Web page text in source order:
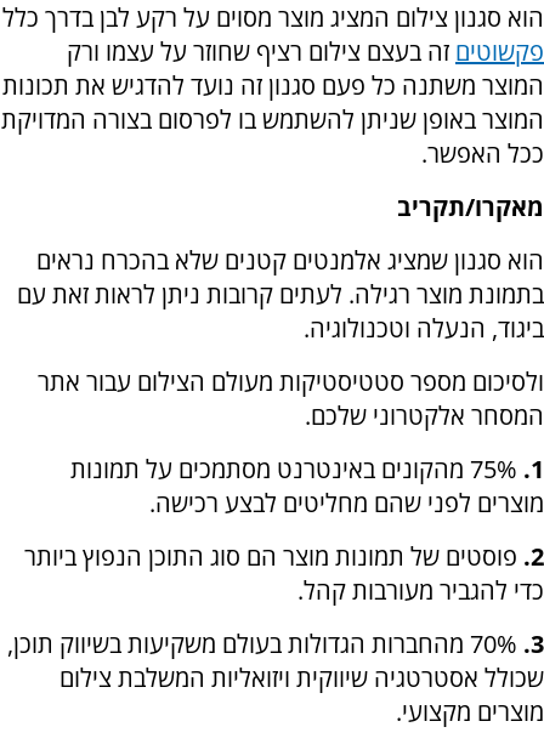
הוא סגנון צילום המציג מוצר מסוים על רקע לבן בדרך כלל
פקשוטים זה בעצם צילום רציף שחוזר על עצמו ורק
המוצר משתנה כל פעם סגנון זה נועד להדגיש את תכונות
המוצר באופן שניתן להשתמש בו לפרסום בצורה המדויקת
ככל האפשר.
מאקרו/תקריב
הוא סגנון שמציג אלמנטים קטנים שלא בהכרח נראים
בתמונת מוצר רגילה. לעתים קרובות ניתן לראות זאת עם
ביגוד, הנעלה וטכנולוגיה.
ולסיכום מספר סטטיסטיקות מעולם הצילום עבור אתר
המסחר אלקטרוני שלכם.
1.
75% מהקונים באינטרנט מסתמכים על תמונות
מוצרים לפני שהם מחליטים לבצע רכישה.
2. פוסטים של תמונות מוצר הם סוג התוכן הנפוץ ביותר
כדי להגביר מעורבות קהל.
3.
70% מהחברות הגדולות בעולם משקיעות בשיווק תוכן,
שכולל אסטרטגיה שיווקית ויזואליות המשלבת צילום
מוצרים מקצועי.